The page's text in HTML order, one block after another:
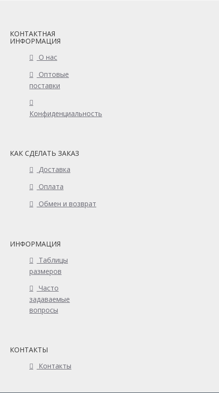
КОНТАКТНАЯ
ИНФОРМАЦИЯ
О нас
Оптовые
поставки
Конфиденциальность
КАК СДЕЛАТЬ ЗАКАЗ
Доставка
Оплата
Обмен и возврат
ИНФОРМАЦИЯ
Таблицы
размеров
Часто
задаваемые
вопросы
КОНТАКТЫ
Контакты